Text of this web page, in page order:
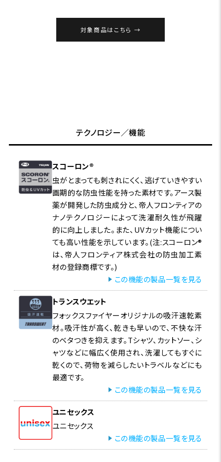
対象商品はこちら
テクノロジー／機能
スコーロン®
虫がとまっても刺されにくく、逃げていきやすい
画期的な防虫性能を持った素材です。アース製
薬が開発した防虫成分と、帝人フロンティアの
ナノテクノロジーによって洗濯耐久性が飛躍
的に向上しました。また、UVカット機能につい
ても高い性能を示しています。(注:スコーロン®
は、帝人フロンティア株式会社の防虫加工素
材の登録商標です。)
この機能の製品一覧を見る
トランスウエット
フォックスファイヤーオリジナルの吸汗速乾素
材。吸汗性が高く、乾きも早いので、不快な汗
のベタつきを抑えます。Tシャツ、カットソー、シ
ャツなどに幅広く使用され、洗濯してもすぐに
乾くので、荷物を減らしたいトラベルなどにも
最適です。
この機能の製品一覧を見る
ユニセックス
ユニセックス
この機能の製品一覧を見る